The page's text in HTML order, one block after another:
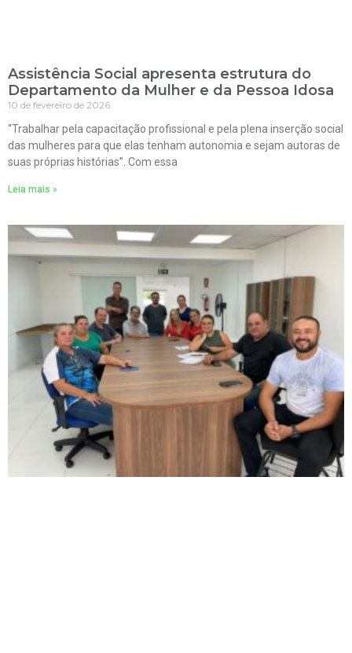
Assistência Social apresenta estrutura do
Departamento da Mulher e da Pessoa Idosa
10 de fevereiro de 2026
“Trabalhar pela capacitação profissional e pela plena inserção social
das mulheres para que elas tenham autonomia e sejam autoras de
suas próprias histórias”. Com essa
Leia mais »